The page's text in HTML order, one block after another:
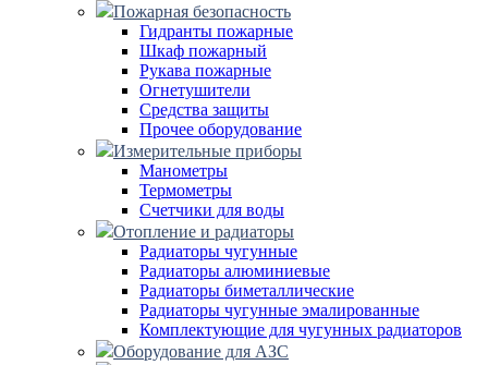
Пожарная безопасность
Гидранты пожарные
Шкаф пожарный
Рукава пожарные
Огнетушители
Средства защиты
Прочее оборудование
Измерительные приборы
Манометры
Термометры
Счетчики для воды
Отопление и радиаторы
Радиаторы чугунные
Радиаторы алюминиевые
Радиаторы биметаллические
Радиаторы чугунные эмалированные
Комплектующие для чугунных радиаторов
Оборудование для АЗС